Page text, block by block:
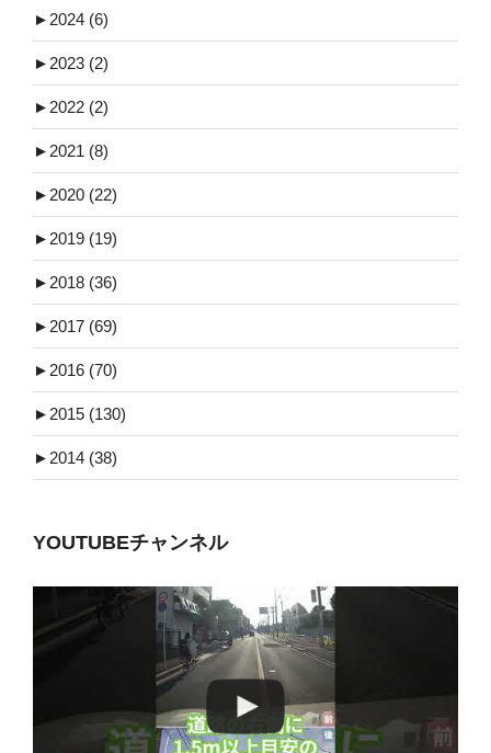
► 2024 (6)
► 2023 (2)
► 2022 (2)
► 2021 (8)
► 2020 (22)
► 2019 (19)
► 2018 (36)
► 2017 (69)
► 2016 (70)
► 2015 (130)
► 2014 (38)
YOUTUBEチャンネル